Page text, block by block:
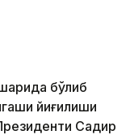
бўлиб
йиғилиши
Садир